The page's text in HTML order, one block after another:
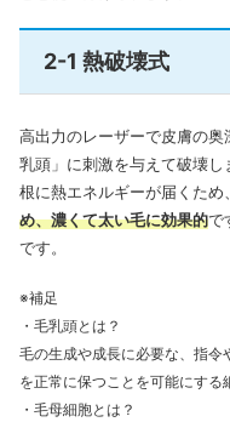
2-1 熱破壊式
高出力のレーザーで皮膚の
乳頭」に刺激を与えて破壊
根に熱エネルギーが届くため
め、濃くて太い毛に効果的で
です。
※補足
・毛乳頭とは？
毛の生成や成長に必要な、指令
を正常に保つことを可能にする
・毛母細胞とは？